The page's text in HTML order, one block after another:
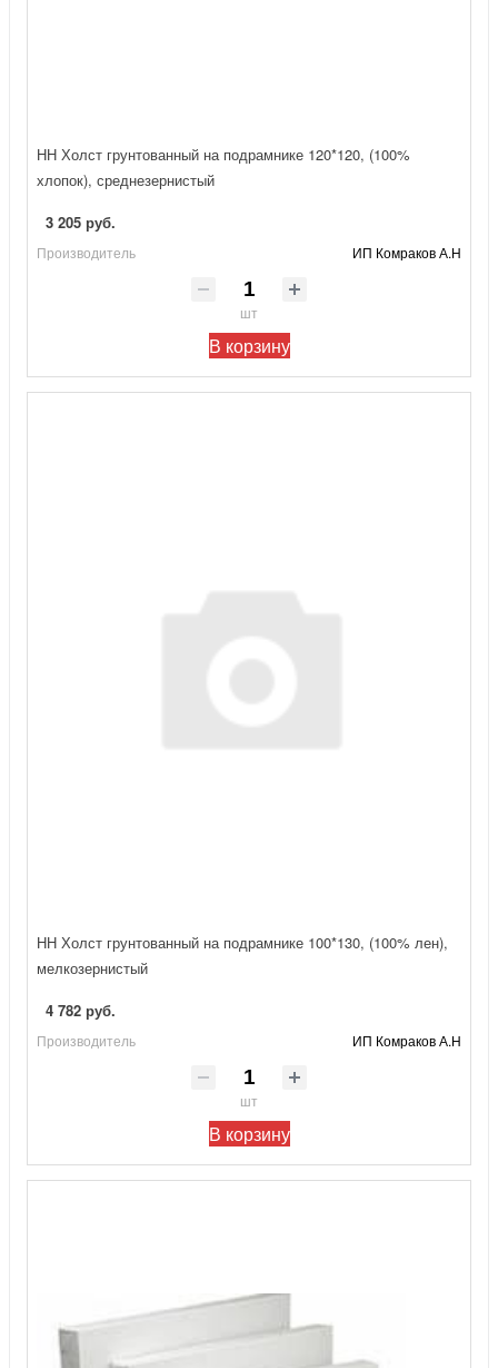
НН Холст грунтованный на подрамнике 120*120, (100%
хлопок), среднезернистый
3 205 руб.
Производитель ИП Комраков А.Н
шт
В корзину
НН Холст грунтованный на подрамнике 100*130, (100% лен),
мелкозернистый
4 782 руб.
Производитель ИП Комраков А.Н
шт
В корзину